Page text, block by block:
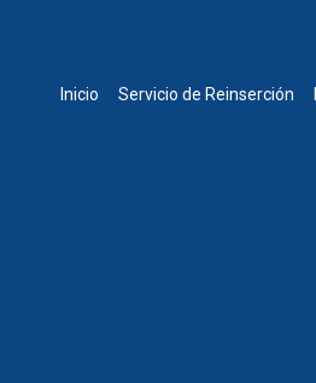
Inicio Servicio de Reinserción